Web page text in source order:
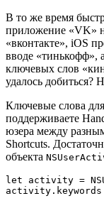
В то же время
приложение «VK»
«вконтакте», iOS
вводе «тинькофф»,
ключевых слов
удалось добиться?
Ключевые слова
поддерживаете
юзера между
Shortcuts.
объекта
let activity =
activity.keywords